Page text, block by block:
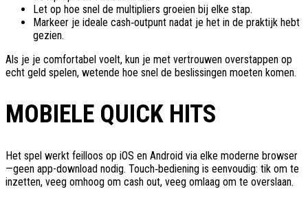
Let op hoe snel de multipliers groeien bij elke stap.
Markeer je ideale cash‑outpunt nadat je het in de praktijk hebt
gezien.
Als je je comfortabel voelt, kun je met vertrouwen overstappen op
echt geld spelen, wetende hoe snel de beslissingen moeten komen.
MOBIELE QUICK HITS
Het spel werkt feilloos op iOS en Android via elke moderne browser
—geen app-download nodig. Touch‑bediening is eenvoudig: tik om te
inzetten, veeg omhoog om cash out, veeg omlaag om te overslaan.